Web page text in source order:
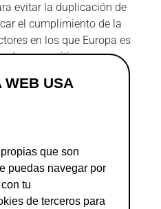
WEB USA
que son
puedas navegar por
tu
de terceros para
evitar la duplicación de
el cumplimiento de la
en los que Europa es
competitiva.
centralizado en
sólido mecanismo de
una aplicación y un
“The AI Act: Four